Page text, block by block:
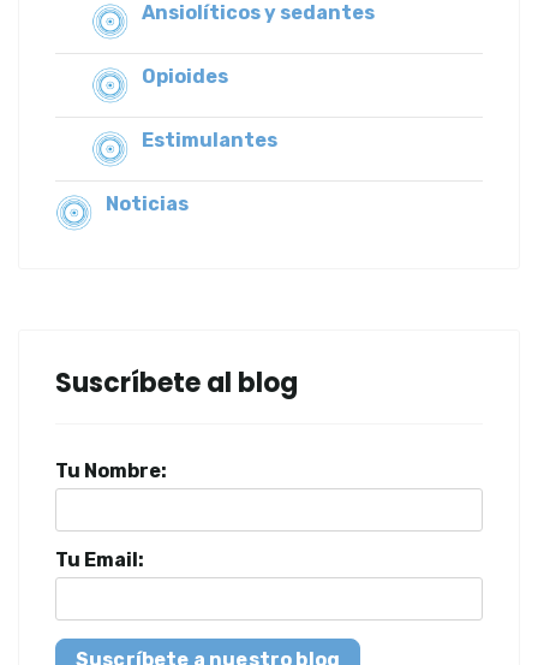
Ansiolíticos y sedantes
Opioides
Estimulantes
Noticias
Suscríbete al blog
Tu Nombre:
Tu Email:
Suscríbete a nuestro blog